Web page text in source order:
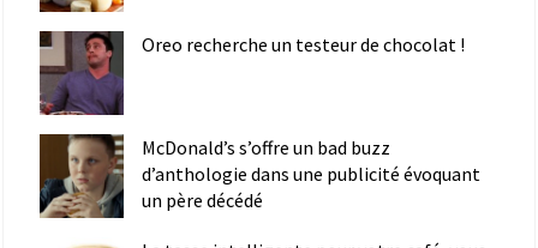
Oreo recherche un testeur de chocolat !
McDonald’s s’offre un bad buzz
d’anthologie dans une publicité évoquant
un père décédé